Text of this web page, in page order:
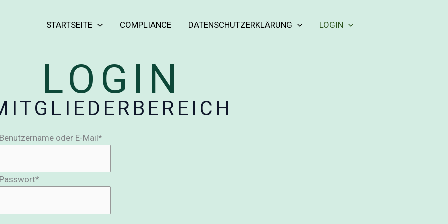
STARTSEITE COMPLIANCE DATENSCHUTZERKLÄRUNG LOGIN
LOGIN
Benutzername oder E-Mail*
Passwort*